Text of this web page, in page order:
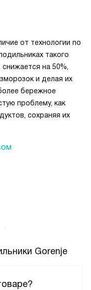
от технологии no
такого
на 50%,
и делая их
бережное
проблему, как
сохраняя их
Gorenje